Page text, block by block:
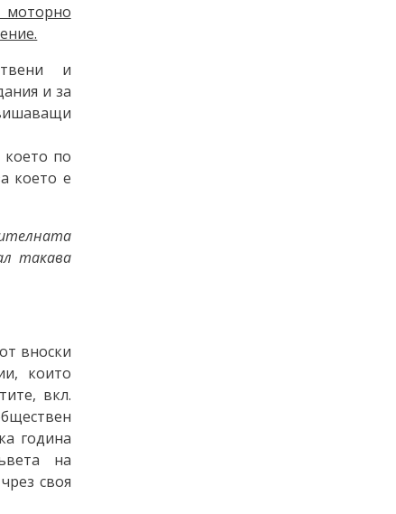
моторно
и
и за
което по
което е
такава
вноски
които
вкл.
година
на
своя